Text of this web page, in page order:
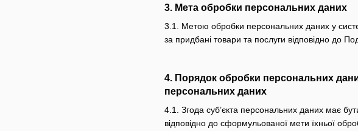
3. Мета обробки персональних даних
3.1. Метою обробки персональних даних у
за придбані товари та послуги відповідно до
4. Порядок обробки персональних
персональних даних
4.1. Згода суб’єкта персональних даних має
відповідно до сформульованої мети їхньої